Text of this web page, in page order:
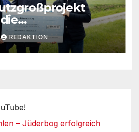
REDAKTION
– Jüderbog erfolgreich